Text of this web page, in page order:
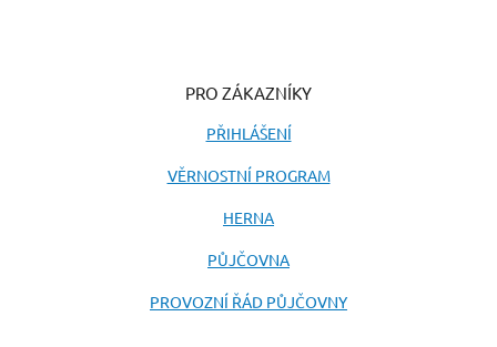
PRO ZÁKAZNÍKY
PŘIHLÁŠENÍ
VĚRNOSTNÍ PROGRAM
HERNA
PŮJČOVNA
PROVOZNÍ ŘÁD PŮJČOVNY